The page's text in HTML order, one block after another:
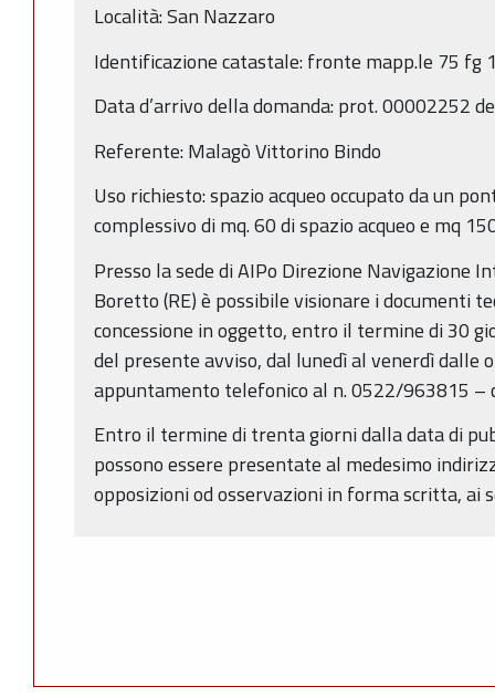
Località: San Nazzaro
Identificazione catastale: fronte mapp.le 75 fg
Data d’arrivo della domanda: prot. 00002252
Referente: Malagò Vittorino Bindo
Uso richiesto: spazio acqueo occupato da un
complessivo di mq. 60 di spazio acqueo e mq
Presso la sede di AIPo Direzione Navigazione
Boretto (RE) è possibile visionare i documenti
concessione in oggetto, entro il termine di 30
del presente avviso, dal lunedì al venerdì dalle
appuntamento telefonico al n. 0522/963815 –
Entro il termine di trenta giorni dalla data di
possono essere presentate al medesimo
opposizioni od osservazioni in forma scritta, ai